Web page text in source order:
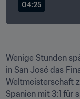
04:25
Wenige Stunden
in San José das
Weltmeisterschaft
Spanien mit 3:1 für